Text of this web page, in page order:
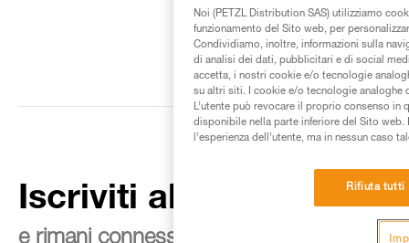
Iscriviti alla newsletter
Noi (PETZL Distribution SAS) utilizziamo
funzionamento del Sito web, per
Condividiamo, inoltre, informazioni sulla
di analisi dei dati, pubblicitari e di social
accetta, i nostri cookie e/o tecnologie
su altri siti. I cookie e/o tecnologie analoghe
L’utente può revocare il proprio consenso
disponibile nella parte inferiore del Sito
l’esperienza dell’utente, ma in nessun caso
Rifiuta tutti